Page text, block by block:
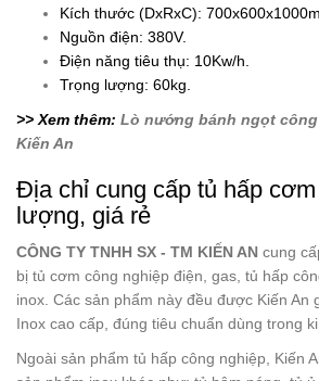
Kích thước (DxRxC):
Nguồn điện: 380V.
Điện năng tiêu thụ: 10Kw/h.
Trọng lượng: 60kg.
>> Xem thêm: Lò nướng bánh ngọt
Kiến An
Địa chỉ cung cấp tủ hấp
lượng, giá rẻ
CÔNG TY TNHH SX - TM KIẾN AN cung
bị tủ cơm công nghiệp điện, gas, tủ hấp
inox. Các sản phẩm này đều được Kiến An
Inox cao cấp, đúng tiêu chuẩn dùng trong
Ngoài sản phẩm tủ hấp công nghiệp, Kiến